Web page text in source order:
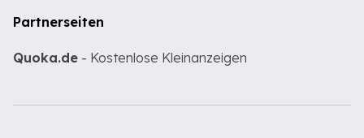
Partnerseiten
Quoka.de - Kostenlose Kleinanzeigen